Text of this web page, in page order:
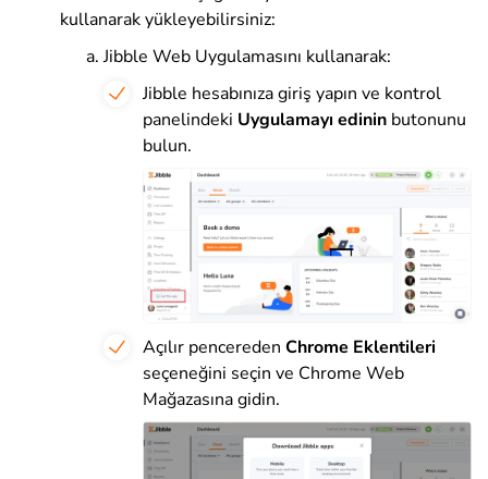
kullanarak yükleyebilirsiniz:
Jibble Web Uygulamasını kullanarak:
Jibble hesabınıza giriş yapın ve kontrol
panelindeki Uygulamayı edinin butonunu
bulun.
Açılır pencereden Chrome Eklentileri
seçeneğini seçin ve Chrome Web
Mağazasına gidin.